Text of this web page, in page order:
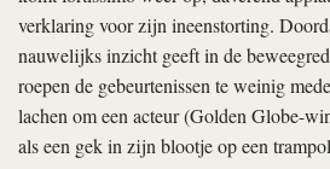
verklaring voor zijn ineenstorting.
nauwelijks inzicht geeft in de
roepen de gebeurtenissen te weinig
lachen om een acteur (Golden Globe-
als een gek in zijn blootje op een